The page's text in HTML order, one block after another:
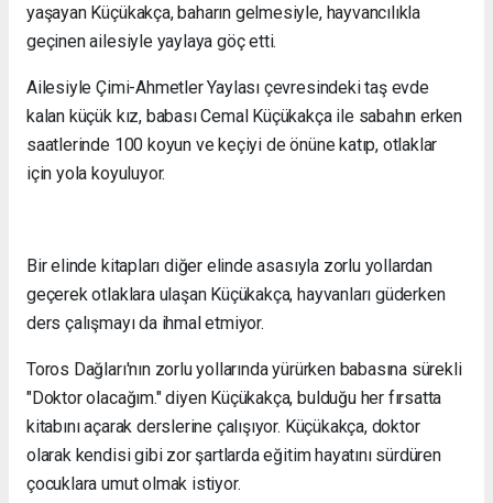
yaşayan Küçükakça, baharın gelmesiyle, hayvancılıkla
geçinen ailesiyle yaylaya göç etti.
Ailesiyle Çimi-Ahmetler Yaylası çevresindeki taş evde
kalan küçük kız, babası Cemal Küçükakça ile sabahın erken
saatlerinde 100 koyun ve keçiyi de önüne katıp, otlaklar
için yola koyuluyor.
Bir elinde kitapları diğer elinde asasıyla zorlu yollardan
geçerek otlaklara ulaşan Küçükakça, hayvanları güderken
ders çalışmayı da ihmal etmiyor.
Toros Dağları'nın zorlu yollarında yürürken babasına sürekli
"Doktor olacağım." diyen Küçükakça, bulduğu her fırsatta
kitabını açarak derslerine çalışıyor. Küçükakça, doktor
olarak kendisi gibi zor şartlarda eğitim hayatını sürdüren
çocuklara umut olmak istiyor.